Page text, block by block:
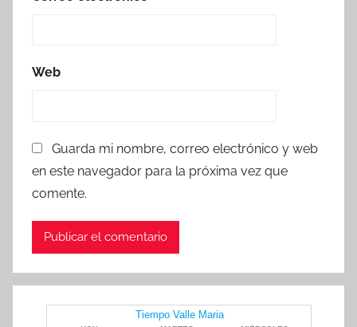
Web
Guarda mi nombre, correo electrónico y web
en este navegador para la próxima vez que
comente.